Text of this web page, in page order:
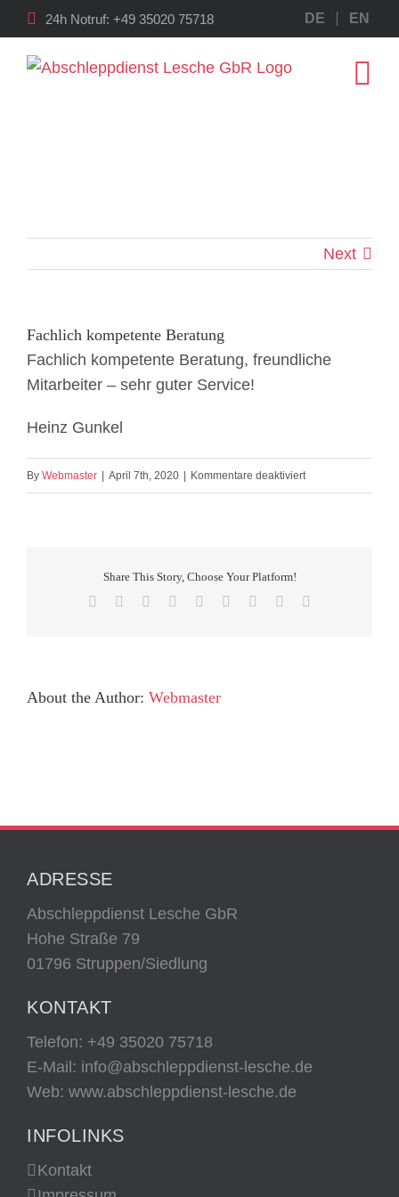
Skip
to
content
24h Notruf: +49 35020 75718 DE EN
Next
Fachlich kompetente Beratung
Fachlich kompetente Beratung, freundliche
Mitarbeiter – sehr guter Service!
Heinz Gunkel
By Webmaster April 7th, 2020 Kommentare deaktiviertfür
Share This Story, Choose Your Platform!
Facebook Reddit LinkedInWhatsApp
TumblrPinterest
About the Author: Webmaster
ADRESSE
Abschleppdienst Lesche GbR
Hohe Straße 79
01796 Struppen/Siedlung
KONTAKT
Telefon: +49 35020 75718
E-Mail: info@abschleppdienst-lesche.de
Web: www.abschleppdienst-lesche.de
INFOLINKS
Kontakt